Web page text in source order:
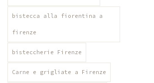
bistecca alla fiorentina a
firenze
bisteccherie Firenze
Carne e grigliate a Firenze